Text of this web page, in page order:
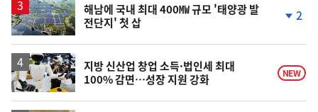
해남에 국내 최대 400㎿ 규모 '태양광 발
전단지' 첫 삽
락
2
지방 신산업 창업 소득·법인세 최대
100% 감면…성장 지원 강화
NEW